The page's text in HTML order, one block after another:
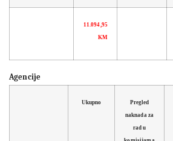
11.094,95
KM
Agencije
Ukupno Pregled
naknada za
rad u